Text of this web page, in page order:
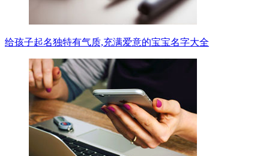
给孩子起名独特有气质,充满爱意的宝宝名字大全